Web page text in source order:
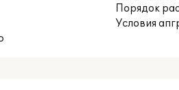
Порядок
Условия